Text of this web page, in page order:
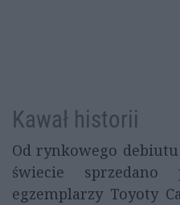
Kawał historii
Od rynkowego
świecie
egzemplarzy Toyoty